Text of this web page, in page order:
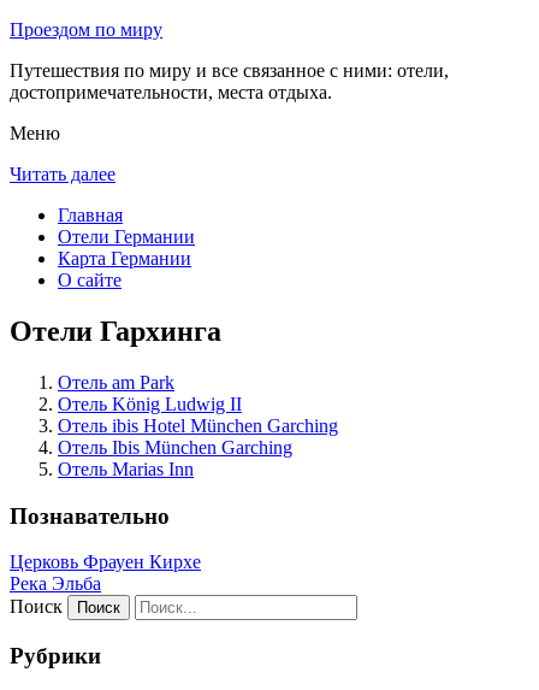
Проездом по миру
Путешествия по миру и все связанное с ними: отели,
достопримечательности, места отдыха.
Меню
Читать далее
Главная
Отели Германии
Карта Германии
О сайте
Отели Гархинга
Отель am Park
Отель König Ludwig II
Отель ibis Hotel München Garching
Отель Ibis München Garching
Отель Marias Inn
Познавательно
Церковь Фрауен Кирхе
Река Эльба
Поиск
Рубрики